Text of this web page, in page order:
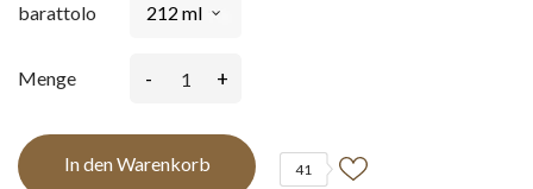
barattolo
Menge - +
In den Warenkorb 41